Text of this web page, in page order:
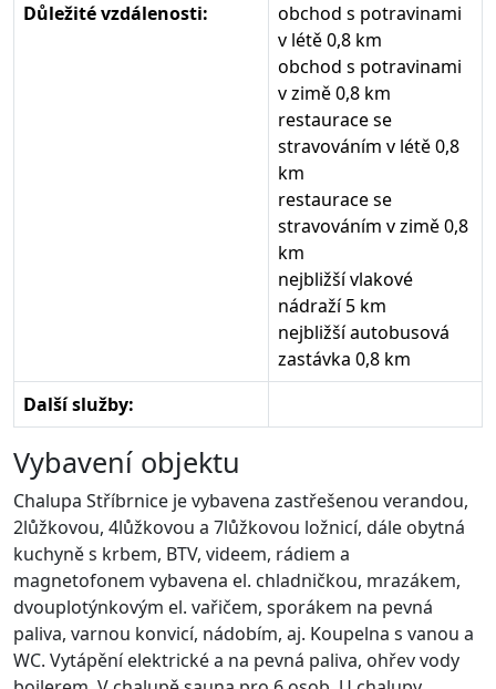
Důležité vzdálenosti:
obchod s potravinami
v létě 0,8 km
obchod s potravinami
v zimě 0,8 km
restaurace se
stravováním v létě 0,8
km
restaurace se
stravováním v zimě 0,8
km
nejbližší vlakové
nádraží 5 km
nejbližší autobusová
zastávka 0,8 km
Další služby:
Vybavení objektu
Chalupa Stříbrnice je vybavena zastřešenou verandou,
2lůžkovou, 4lůžkovou a 7lůžkovou ložnicí, dále obytná
kuchyně s krbem, BTV, videem, rádiem a
magnetofonem vybavena el. chladničkou, mrazákem,
dvouplotýnkovým el. vařičem, sporákem na pevná
paliva, varnou konvicí, nádobím, aj. Koupelna s vanou a
WC. Vytápění elektrické a na pevná paliva, ohřev vody